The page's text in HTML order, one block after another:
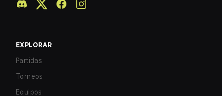
EXPLORAR
Partidas
Torneos
Equipos